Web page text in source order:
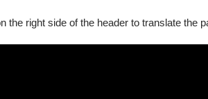
the right side of the header to translate the